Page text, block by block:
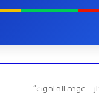
– عودة الماموث”